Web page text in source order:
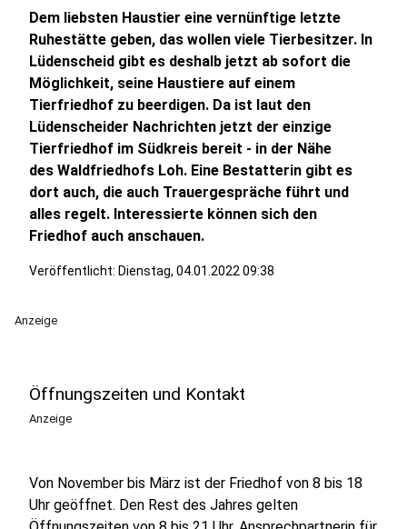
Dem liebsten Haustier eine vernünftige letzte
Ruhestätte geben, das wollen viele Tierbesitzer. In
Lüdenscheid gibt es deshalb jetzt ab sofort die
Möglichkeit, seine Haustiere auf einem
Tierfriedhof zu beerdigen. Da ist laut den
Lüdenscheider Nachrichten jetzt der einzige
Tierfriedhof im Südkreis bereit - in der Nähe
des Waldfriedhofs Loh. Eine Bestatterin gibt es
dort auch, die auch Trauergespräche führt und
alles regelt. Interessierte können sich den
Friedhof auch anschauen.
Veröffentlicht: Dienstag, 04.01.2022 09:38
Anzeige
Öffnungszeiten und Kontakt
Anzeige
Von November bis März ist der Friedhof von 8 bis 18
Uhr geöffnet. Den Rest des Jahres gelten